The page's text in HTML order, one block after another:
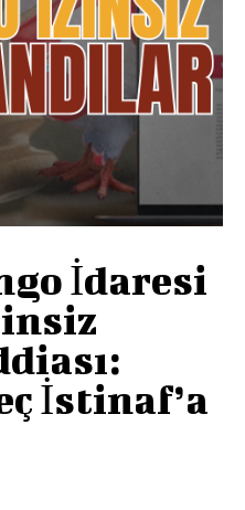
İdaresi
İstinaf’a